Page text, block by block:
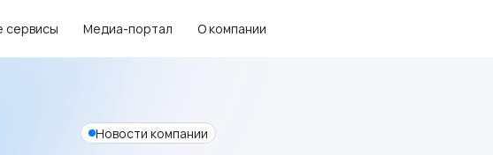
сервисы Медиа-портал О компании
Новости компании